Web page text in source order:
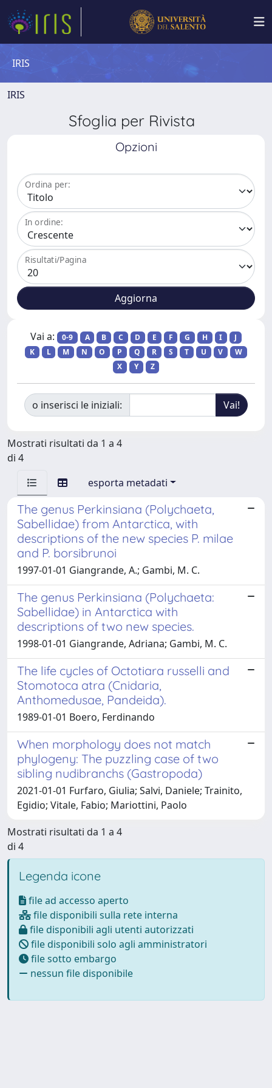
IRIS
IRIS
Sfoglia per Rivista
Opzioni
Ordina per:
In ordine:
Risultati/Pagina
Vai a: 0-9 A B C D E F G H I
J
K
L M N O P Q R S T U V
W
X
Y Z
o inserisci le iniziali:
Mostrati risultati da 1 a 4
di 4
esporta metadati
The genus Perkinsiana (Polychaeta,
Sabellidae) from Antarctica, with
descriptions of the new species P. milae
and P. borsibrunoi
1997-01-01 Giangrande, A.; Gambi, M. C.
The genus Perkinsiana (Polychaeta:
Sabellidae) in Antarctica with
descriptions of two new species.
1998-01-01 Giangrande, Adriana; Gambi, M. C.
The life cycles of Octotiara russelli and
Stomotoca atra (Cnidaria,
Anthomedusae, Pandeida).
1989-01-01 Boero, Ferdinando
When morphology does not match
phylogeny: The puzzling case of two
sibling nudibranchs (Gastropoda)
2021-01-01 Furfaro, Giulia; Salvi, Daniele; Trainito,
Egidio; Vitale, Fabio; Mariottini, Paolo
Mostrati risultati da 1 a 4
di 4
Legenda icone
file ad accesso aperto
file disponibili sulla rete interna
file disponibili agli utenti autorizzati
file disponibili solo agli amministratori
file sotto embargo
nessun file disponibile